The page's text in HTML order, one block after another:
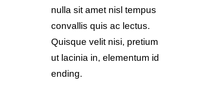
nulla sit amet nisl tempus
convallis quis ac lectus.
Quisque velit nisi, pretium
ut lacinia in, elementum id
ending.